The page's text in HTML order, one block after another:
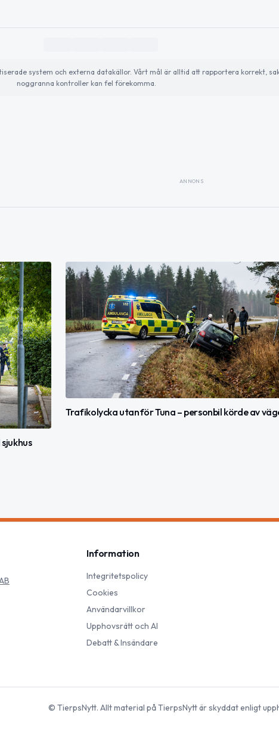
system och externa datakällor. Vårt mål är alltid att rapportera korrekt,
noggranna kontroller kan fel förekomma.
ANNONS
Trafikolycka utanför Tuna – personbil körde av
Information
Integritetspolicy
Cookies
Användarvillkor
Upphovsrätt och AI
Debatt & Insändare
© TierpsNytt. Allt material påTierpsNyttär skyddat enligt